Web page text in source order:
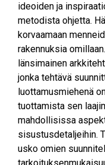
ideoiden ja
metodista ohjetta.
korvaamaan
rakennuksia
länsimainen
jonka tehtävä
luottamusmiehenä
tuottamista sen
mahdollisissa
sisustusdetaljeihin.
usko omien